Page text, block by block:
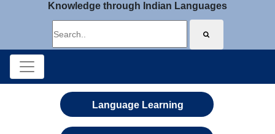
Knowledge through Indian Languages
Language Learning